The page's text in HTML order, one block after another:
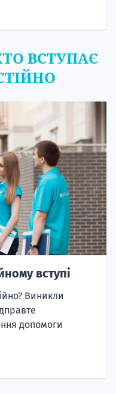
ВСТУПАЄ
вступі
Виникли
допомоги